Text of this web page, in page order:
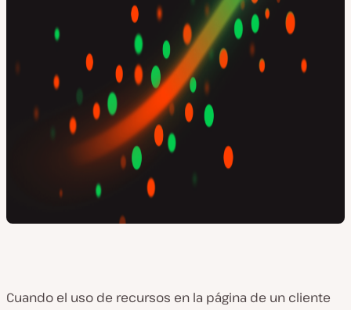
Cuando el uso de recursos en la página de un cliente